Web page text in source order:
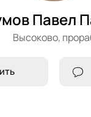
Павел
Высоково,